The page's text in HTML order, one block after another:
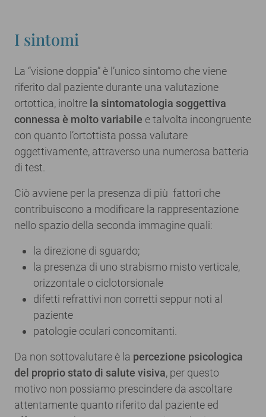
I sintomi
La “visione doppia” è l’unico sintomo che viene
riferito dal paziente durante una valutazione
ortottica, inoltre la sintomatologia soggettiva
connessa è molto variabile e talvolta incongruente
con quanto l’ortottista possa valutare
oggettivamente, attraverso una numerosa batteria
di test.
Ciò avviene per la presenza di più fattori che
contribuiscono a modificare la rappresentazione
nello spazio della seconda immagine quali:
la direzione di sguardo;
la presenza di uno strabismo misto verticale,
orizzontale o ciclotorsionale
difetti refrattivi non corretti seppur noti al
paziente
patologie oculari concomitanti.
Da non sottovalutare è la percezione psicologica
del proprio stato di salute visiva, per questo
motivo non possiamo prescindere da ascoltare
attentamente quanto riferito dal paziente ed